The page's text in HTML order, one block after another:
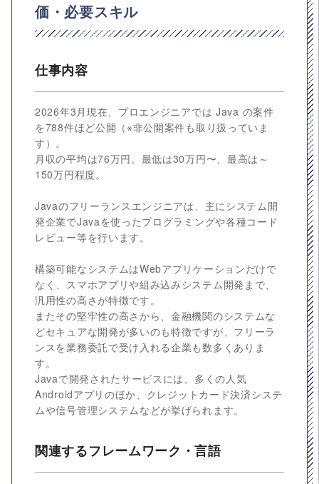
価・必要スキル
仕事内容
2026年3月現在、プロエンジニアでは Java の案件
を788件ほど公開（※非公開案件も取り扱っていま
す）。
月収の平均は76万円。最低は30万円〜、最高は～
150万円程度。
Javaのフリーランスエンジニアは、主にシステム開
発企業でJavaを使ったプログラミングや各種コード
レビュー等を行います。
構築可能なシステムはWebアプリケーションだけで
なく、スマホアプリや組み込みシステム開発まで、
汎用性の高さが特徴です。
またその堅牢性の高さから、金融機関のシステムな
どセキュアな開発が多いのも特徴ですが、フリーラ
ンスを業務委託で受け入れる企業も数多くありま
す。
Javaで開発されたサービスには、多くの人気
Androidアプリのほか、クレジットカード決済システ
ムや信号管理システムなどが挙げられます。
関連するフレームワーク・言語